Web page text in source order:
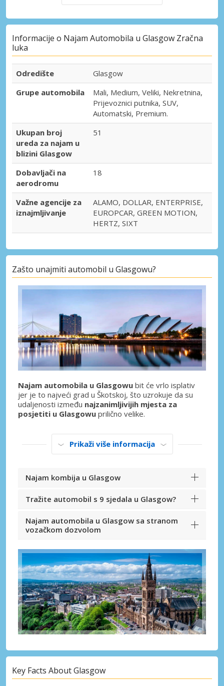
Informacije o Najam Automobila u Glasgow Zračna
luka
Odredište
Glasgow
Grupe automobila
Mali, Medium, Veliki, Nekretnina,
Prijevoznici putnika, SUV,
Automatski, Premium.
Ukupan broj
ureda za najam u
blizini Glasgow
51
Dobavljači na
aerodromu
18
Važne agencije za
iznajmljivanje
ALAMO, DOLLAR, ENTERPRISE,
EUROPCAR, GREEN MOTION,
HERTZ, SIXT
Zašto unajmiti automobil u Glasgowu?
Najam automobila u Glasgowu bit će vrlo isplativ
jer je to najveći grad u Škotskoj, što uzrokuje da su
udaljenosti između najzanimljivijih mjesta za
posjetiti u Glasgowu prilično velike.
Prikaži više informacija
Najam kombija u Glasgow
Tražite automobil s 9 sjedala u Glasgow?
Najam automobila u Glasgow sa stranom
vozačkom dozvolom
Key Facts About Glasgow